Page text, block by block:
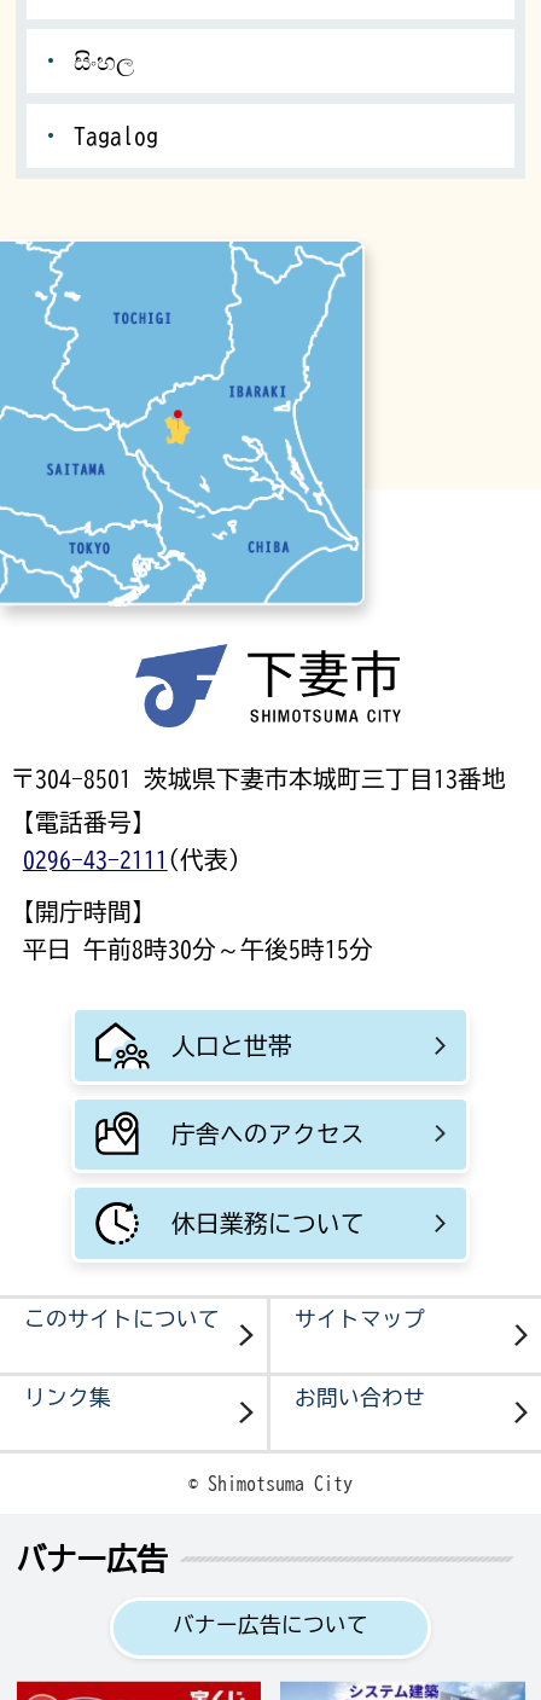
සිංහල
Tagalog
〒304-8501 茨城県下妻市本城町三丁目13番地
【電話番号】
0296-43-2111 (代表)
【開庁時間】
平日 午前8時30分～午後5時15分
人口と世帯
庁舎へのアクセス
休日業務について
このサイトについて サイトマップ
リンク集 お問い合わせ
© Shimotsuma City
バナー広告
バナー広告について